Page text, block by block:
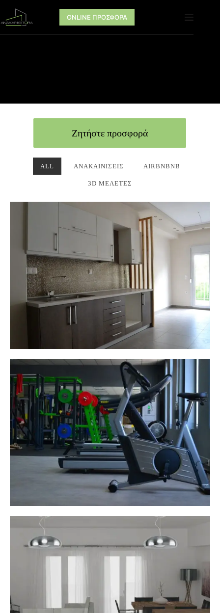
ONLINE ΠΡΟΣΦΟΡΑ
Ζητήστε προσφορά
ALL ΑΝΑΚΑΙΝΊΣΕΙΣ AIRBNBNB
3D ΜΕΛΈΤΕΣ